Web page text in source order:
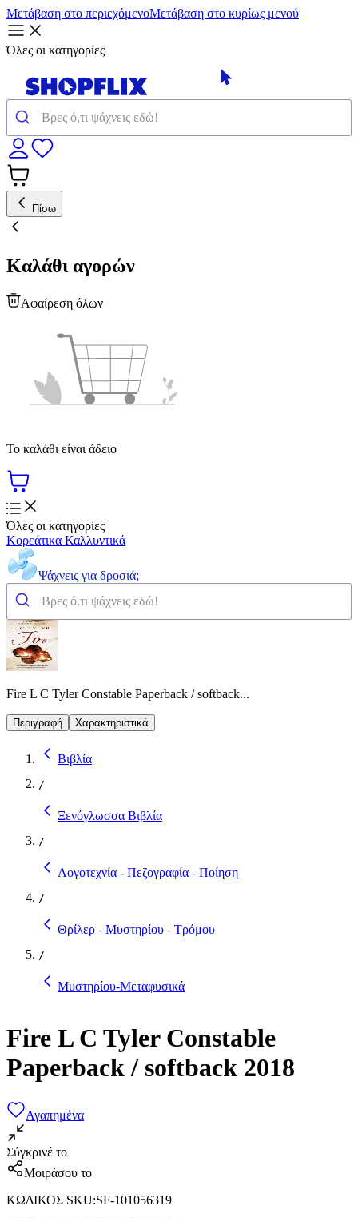
Μετάβαση στο περιεχόμενοΜετάβαση στο κυρίως μενού
Όλες οι κατηγορίες
Πίσω
Καλάθι αγορών
Αφαίρεση όλων
Το καλάθι είναι άδειο
Όλες οι κατηγορίες
Κορεάτικα Καλλυντικά
Ψάχνεις για δροσιά;
Fire L C Tyler Constable Paperback / softback...
Περιγραφή Χαρακτηριστικά
Βιβλία
/
Ξενόγλωσσα Βιβλία
/
Λογοτεχνία - Πεζογραφία - Ποίηση
/
Θρίλερ - Μυστηρίου - Τρόμου
/
Μυστηρίου-Μεταφυσικά
Fire L C Tyler Constable
Paperback / softback 2018
Αγαπημένα
Σύγκρινέ το
Μοιράσου το
ΚΩΔΙΚΟΣ SKU:SF-101056319